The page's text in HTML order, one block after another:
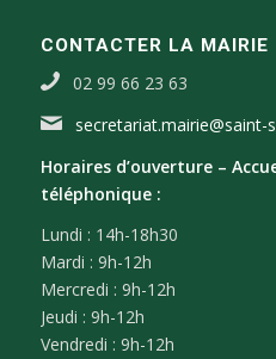
CONTACTER LA MAIRIE
02 99 66 23 63
Horaires d’ouverture –
téléphonique :
Lundi : 14h-18h30
Mardi : 9h-12h
Mercredi : 9h-12h
Jeudi : 9h-12h
Vendredi : 9h-12h